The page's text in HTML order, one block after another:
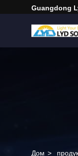
Guangdong
Дом >